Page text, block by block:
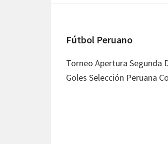
Footer
Fútbol Peruano
Torneo Apertura Segunda
Goles Selección Peruana